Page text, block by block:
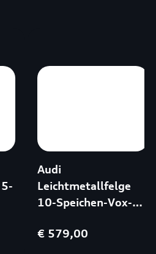
Audi
Leichtmetallfelge
10-Speichen-Vox-
5/112/39 Schwarz
€ 579,00